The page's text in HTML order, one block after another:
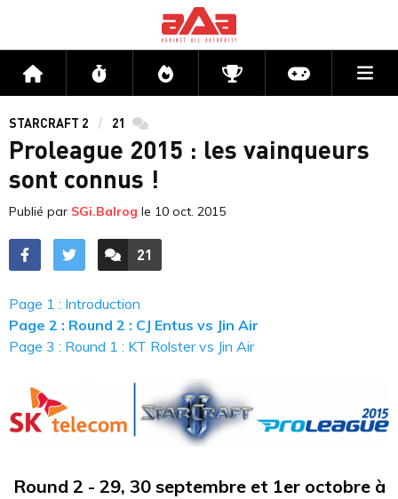
Accueil Flux Directs CompétitionsActu jeux
STARCRAFT 2 21 commentaires
Proleague 2015 : les vainqueurs
sont connus !
Publié par SGi.Balrog le 10 oct. 2015
ACCÉDER AUX
21
COMMENTAIRES
Page 1 : Introduction
Page 2 : Round 2 : CJ Entus vs Jin Air
Page 3 : Round 1 : KT Rolster vs Jin Air
Round 2 - 29, 30 septembre et 1er octobre à